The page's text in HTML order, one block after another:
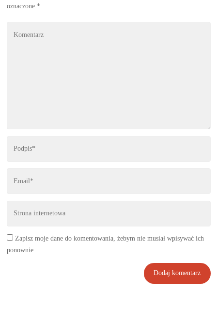
oznaczone *
Zapisz moje dane do komentowania, żebym nie musiał wpisywać ich
ponownie.